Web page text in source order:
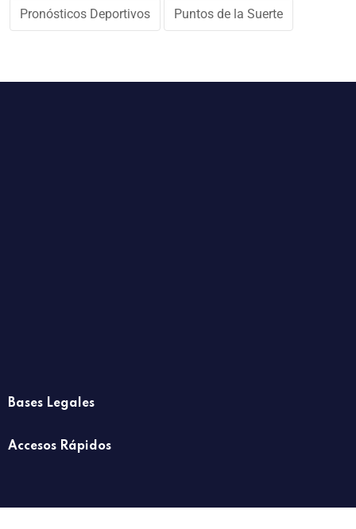
Pronósticos Deportivos Puntos de la Suerte
Bases Legales
Accesos Rápidos